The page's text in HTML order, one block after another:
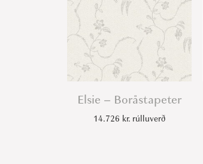
Elsie – Boråstapeter
14.726 kr. rúlluverð